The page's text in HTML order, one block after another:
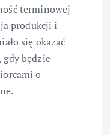
terminowej
produkcji i
się okazać
gdy będzie
o